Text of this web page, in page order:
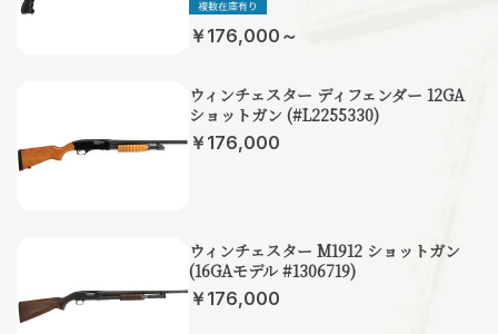
￥176,000～
ウィンチェスター ディフェンダー 12GA
ショットガン (#L2255330)
￥176,000
ウィンチェスター M1912 ショットガン
(16GAモデル #1306719)
￥176,000